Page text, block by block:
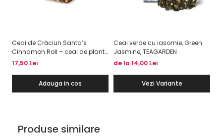
Ceai de Crăciun Santa’s
Cinnamon Roll – ceai de plante
și condimente cu scorțișoară,
17,50 Lei
Adauga in cos
Ceai verde cu iasomie, Green
Jasmine, TEAGARDEN
de la 14,00 Lei
Vezi Variante
Produse similare